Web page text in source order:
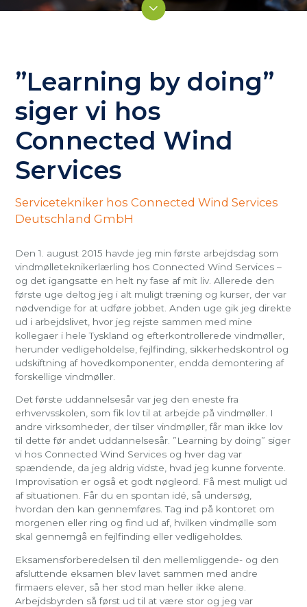
”Learning by doing”
siger vi hos
Connected Wind
Services
Servicetekniker hos Connected Wind Services
Deutschland GmbH
Den 1. august 2015 havde jeg min første arbejdsdag som
vindmølleteknikerlærling hos Connected Wind Services –
og det igangsatte en helt ny fase af mit liv. Allerede den
første uge deltog jeg i alt muligt træning og kurser, der var
nødvendige for at udføre jobbet. Anden uge gik jeg direkte
ud i arbejdslivet, hvor jeg rejste sammen med mine
kollegaer i hele Tyskland og efterkontrollerede vindmøller,
herunder vedligeholdelse, fejlfinding, sikkerhedskontrol og
udskiftning af hovedkomponenter, endda demontering af
forskellige vindmøller.
Det første uddannelsesår var jeg den eneste fra
erhvervsskolen, som fik lov til at arbejde på vindmøller. I
andre virksomheder, der tilser vindmøller, får man ikke lov
til dette før andet uddannelsesår. ”Learning by doing” siger
vi hos Connected Wind Services og hver dag var
spændende, da jeg aldrig vidste, hvad jeg kunne forvente.
Improvisation er også et godt nøgleord. Få mest muligt ud
af situationen. Får du en spontan idé, så undersøg,
hvordan den kan gennemføres. Tag ind på kontoret om
morgenen eller ring og find ud af, hvilken vindmølle som
skal gennemgå en fejlfinding eller vedligeholdes.
Eksamensforberedelsen til den mellemliggende- og den
afsluttende eksamen blev lavet sammen med andre
firmaers elever, så her stod man heller ikke alene.
Arbejdsbyrden så først ud til at være stor og jeg var